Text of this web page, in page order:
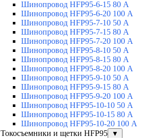
Шинопровод HFP95-6-15 80 А
Шинопровод HFP95-6-20 100 А
Шинопровод HFP95-7-10 50 А
Шинопровод HFP95-7-15 80 А
Шинопровод HFP95-7-20 100 А
Шинопровод HFP95-8-10 50 А
Шинопровод HFP95-8-15 80 А
Шинопровод HFP95-8-20 100 А
Шинопровод HFP95-9-10 50 А
Шинопровод HFP95-9-15 80 А
Шинопровод HFP95-9-20 100 А
Шинопровод HFP95-10-10 50 А
Шинопровод HFP95-10-15 80 А
Шинопровод HFP95-10-20 100 А
Токосъемники и щетки HFP95
▼